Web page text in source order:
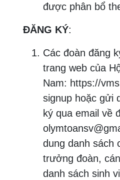
được phân bổ
ĐĂNG KÝ:
Các đoàn đăng
trang web của
Nam: https://
signup hoặc gửi
ký qua email về
dung danh sách
trưởng đoàn,
danh sách sinh